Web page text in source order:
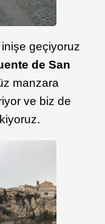
inişe geçiyoruz
de San
manzara
ve biz de